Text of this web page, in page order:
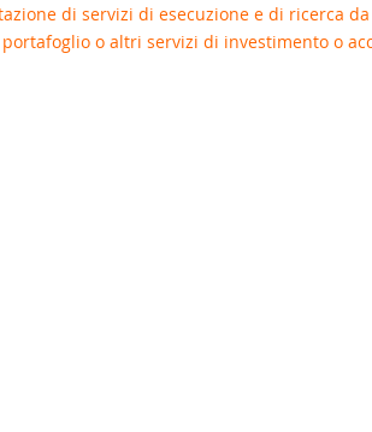
di servizi di esecuzione e di ricerca
o altri servizi di investimento o